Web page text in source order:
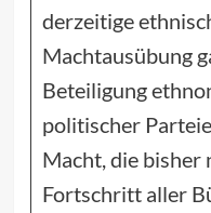
derzeitige
Machtausübung
Beteiligung
politischer
Macht, die bisher
Fortschritt aller